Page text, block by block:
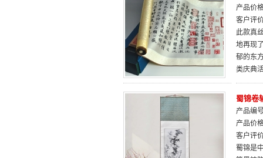
产品价
客户评
此款真
地再现
郁的东
类庆典
蜀锦卷
产品编
产品价
客户评
蜀锦是